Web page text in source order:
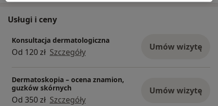
Usługi i ceny
Konsultacja dermatologiczna
Od 120 zł Szczegóły Umów wizytę
Dermatoskopia – ocena znamion,
guzków skórnych
Od 350 zł Szczegóły
Umów wizytę